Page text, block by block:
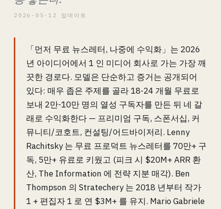
2026-05-12 업데이트
「먼저 무료 뉴스레터, 나중에 수익화」는 2026
년 아이디어에서 1 인 미디어 회사로 가는 가장 깨
끗한 경로다. 모델은 단순하고 증거는 공개되어
있다: 매우 좁은 주제를 골라 18-24 개월 무료로
보내 2만-10만 명의 열성 구독자를 만든 뒤 네 갈
래로 수익화한다 — 프리미엄 구독, 스폰서십, 커
뮤니티/코호트, 컨설팅/어드바이저리. Lenny
Rachitsky 는 무료 프로덕트 뉴스레터를 70만+ 구
독, 5만+ 유료로 키웠고 (피크 시 $20M+ ARR 환
산, The Information 에 전략 지분 매각). Ben
Thompson 의 Stratechery 는 2018 년부터 작가
1 + 편집자 1 로 연 $3M+ 를 유지. Mario Gabriele